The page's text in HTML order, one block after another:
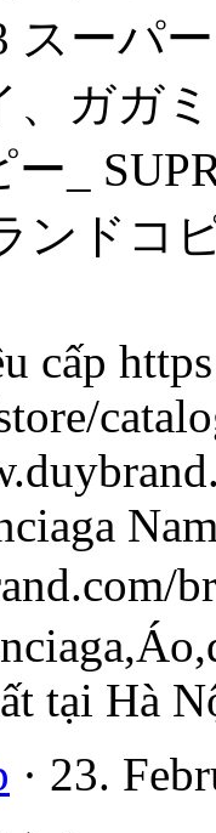
スーパ
、ガガ
ー_
ンドコ
cấp
tại Hà
· 23.